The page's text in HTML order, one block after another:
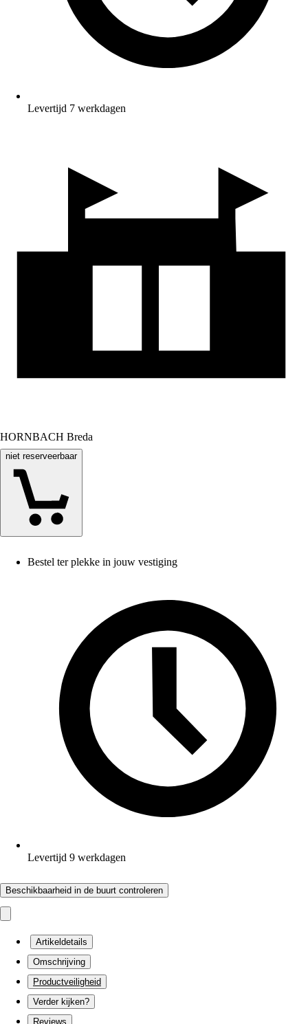
Levertijd 7 werkdagen
HORNBACH Breda
niet reserveerbaar
Bestel ter plekke in jouw vestiging
Levertijd 9 werkdagen
Beschikbaarheid in de buurt controleren
Artikeldetails
Omschrijving
Productveiligheid
Verder kijken?
Reviews